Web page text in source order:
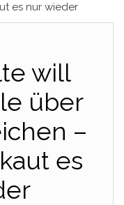
es nur wieder
will
über
–
es